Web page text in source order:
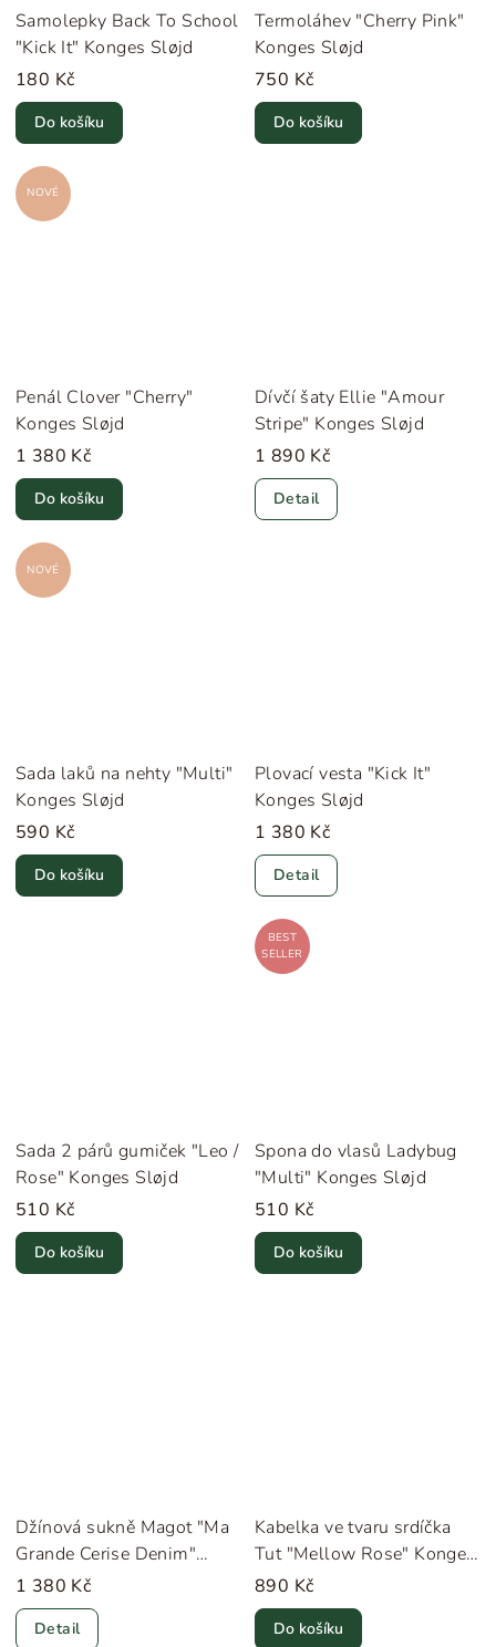
Samolepky Back To School
"Kick It" Konges Sløjd
180 Kč
Do košíku
Termoláhev "Cherry Pink"
Konges Sløjd
750 Kč
Do košíku
NOVÉ
Penál Clover "Cherry"
Konges Sløjd
1 380 Kč
Do košíku
Dívčí šaty Ellie "Amour
Stripe" Konges Sløjd
1 890 Kč
Detail
NOVÉ
Sada laků na nehty "Multi"
Konges Sløjd
590 Kč
Do košíku
Plovací vesta "Kick It"
Konges Sløjd
1 380 Kč
Detail
Sada 2 párů gumiček "Leo /
Rose" Konges Sløjd
510 Kč
Do košíku
BEST
SELLER
Spona do vlasů Ladybug
"Multi" Konges Sløjd
510 Kč
Do košíku
Džínová sukně Magot "Ma
Grande Cerise Denim"
Konges Sløjd
1 380 Kč
Detail
Kabelka ve tvaru srdíčka
Tut "Mellow Rose" Konges
Sløjd
890 Kč
Do košíku